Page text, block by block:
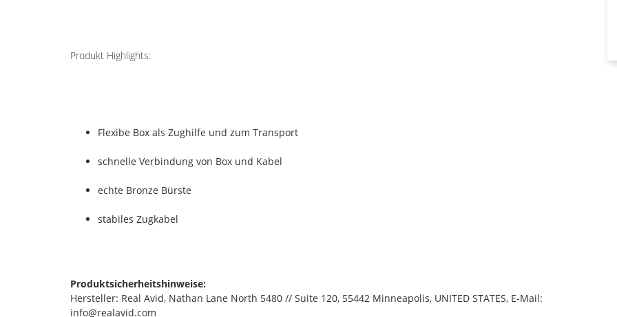
Produkt Highlights:
Flexibe Box als Zughilfe und zum Transport
schnelle Verbindung von Box und Kabel
echte Bronze Bürste
stabiles Zugkabel
Produktsicherheitshinweise:
Hersteller: Real Avid, Nathan Lane North 5480 // Suite 120, 55442 Minneapolis, UNITED STATES, E-Mail:
info@realavid.com